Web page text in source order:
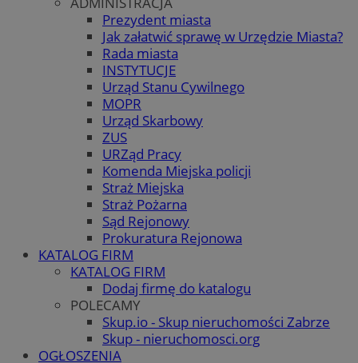
Prezydent miasta
Jak załatwić sprawę w Urzędzie Miasta?
Rada miasta
INSTYTUCJE
Urząd Stanu Cywilnego
MOPR
Urząd Skarbowy
ZUS
URZąd Pracy
Komenda Miejska policji
Straż Miejska
Straż Pożarna
Sąd Rejonowy
Prokuratura Rejonowa
KATALOG FIRM
KATALOG FIRM
Dodaj firmę do katalogu
POLECAMY
Skup.io - Skup nieruchomości Zabrze
Skup - nieruchomosci.org
OGŁOSZENIA